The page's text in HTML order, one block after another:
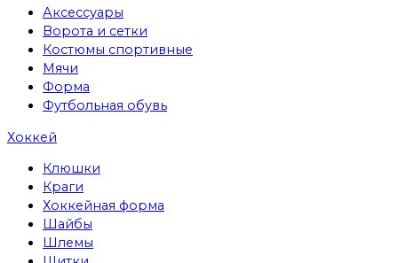
Аксессуары
Ворота и сетки
Костюмы спортивные
Мячи
Форма
Футбольная обувь
Хоккей
Клюшки
Краги
Хоккейная форма
Шайбы
Шлемы